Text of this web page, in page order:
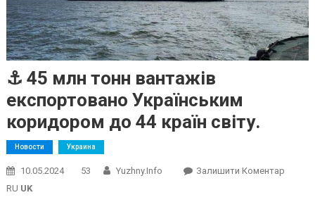
⚓️ 45 млн тонн вантажів
експортовано Українським
коридором до 44 країн світу.
Новости Украина
10.05.2024 53 Yuzhny.info Залишити КоментарOn
RU UK